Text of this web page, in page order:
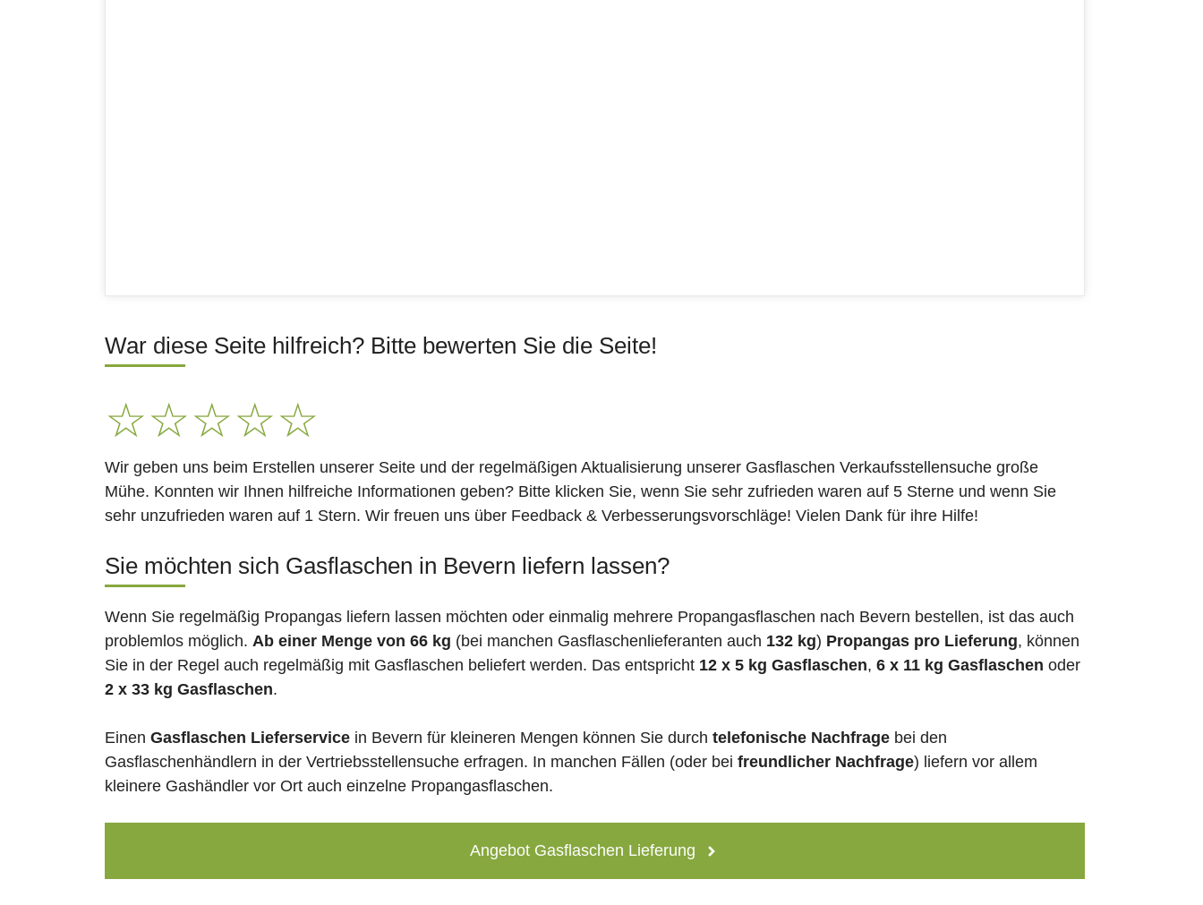
War diese Seite hilfreich? Bitte bewerten Sie die Seite!
☆☆☆☆☆
Wir geben uns beim Erstellen unserer Seite und der regelmäßigen Aktualisierung unserer Gasflaschen Verkaufsstellensuche große
Mühe. Konnten wir Ihnen hilfreiche Informationen geben? Bitte klicken Sie, wenn Sie sehr zufrieden waren auf 5 Sterne und wenn Sie
sehr unzufrieden waren auf 1 Stern. Wir freuen uns über Feedback & Verbesserungsvorschläge! Vielen Dank für ihre Hilfe!
Sie möchten sich Gasflaschen in Bevern liefern lassen?
Wenn Sie regelmäßig Propangas liefern lassen möchten oder einmalig mehrere Propangasflaschen nach Bevern bestellen, ist das auch
problemlos möglich. Ab einer Menge von 66 kg (bei manchen Gasflaschenlieferanten auch 132 kg) Propangas pro Lieferung, können
Sie in der Regel auch regelmäßig mit Gasflaschen beliefert werden. Das entspricht 12 x 5 kg Gasflaschen, 6 x 11 kg Gasflaschen oder
2 x 33 kg Gasflaschen.
Einen Gasflaschen Lieferservice in Bevern für kleineren Mengen können Sie durch telefonische Nachfrage bei den
Gasflaschenhändlern in der Vertriebsstellensuche erfragen. In manchen Fällen (oder bei freundlicher Nachfrage) liefern vor allem
kleinere Gashändler vor Ort auch einzelne Propangasflaschen.
Angebot Gasflaschen Lieferung